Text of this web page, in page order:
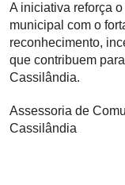
A iniciativa reforça
municipal com o
reconhecimento,
que contribuem
Cassilândia.
Assessoria de
Cassilândia